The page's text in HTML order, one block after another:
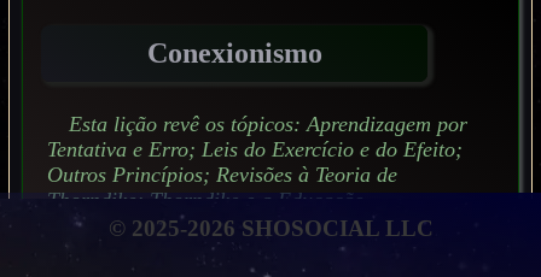
Conexionismo
Esta lição revê os tópicos: Aprendizagem por
Tentativa e Erro; Leis do Exercício e do Efeito;
Outros Princípios; Revisões à Teoria de
Thorndike; Thorndike e a Educação.
© 2025-2026 SHOSOCIAL LLC